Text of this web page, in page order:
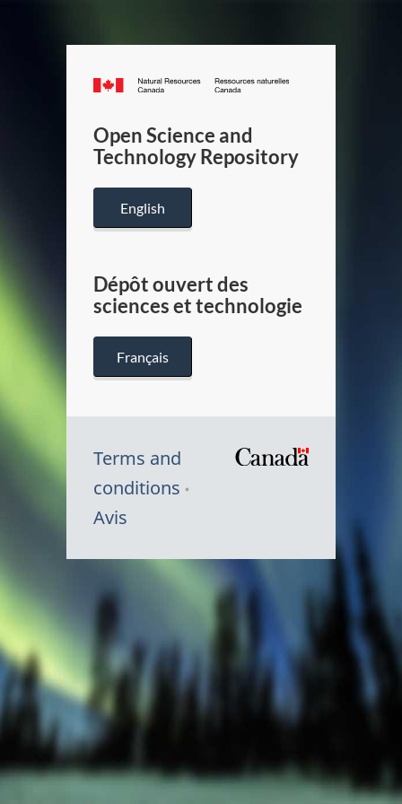
Canada.ca
/
Canada
Open Science and
Technology Repository
English
Dépôt ouvert des
sciences et technologie
Français
Terms and
conditions
Avis
Canada